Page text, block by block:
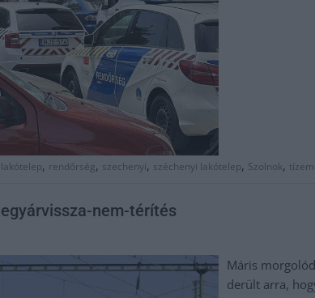
lakótelep, rendőrség, szechenyi, széchenyi lakótelep, Szolnok,
nem-térítés
Máris
derült arra,